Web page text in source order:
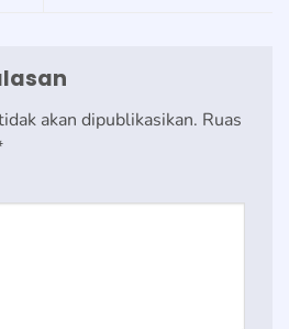
akan dipublikasikan. Ruas